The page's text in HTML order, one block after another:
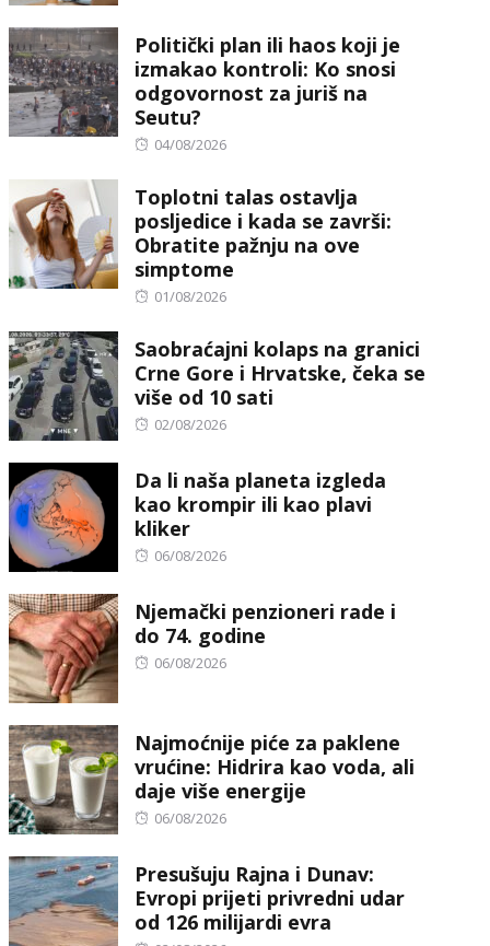
Politički plan ili haos koji je
izmakao kontroli: Ko snosi
odgovornost za juriš na
Seutu?
Posted
04/08/2026
Toplotni talas ostavlja
posljedice i kada se završi:
Obratite pažnju na ove
simptome
Posted
01/08/2026
Saobraćajni kolaps na granici
Crne Gore i Hrvatske, čeka se
više od 10 sati
Posted
02/08/2026
Da li naša planeta izgleda
kao krompir ili kao plavi
kliker
Posted
06/08/2026
Njemački penzioneri rade i
do 74. godine
Posted
06/08/2026
Najmoćnije piće za paklene
vrućine: Hidrira kao voda, ali
daje više energije
Posted
06/08/2026
Presušuju Rajna i Dunav:
Evropi prijeti privredni udar
od 126 milijardi evra